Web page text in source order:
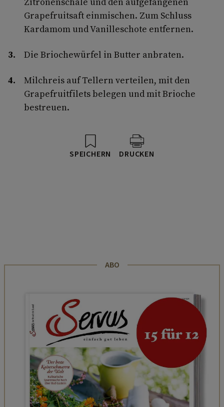
Grapefruitsaft einmischen. Zum Schluss
Kardamom und Vanilleschote entfernen.
Die Briochewürfel in Butter anbraten.
Milchreis auf Tellern verteilen, mit den
Grapefruitfilets belegen und mit Brioche
bestreuen.
SPEICHERN DRUCKEN
ABO